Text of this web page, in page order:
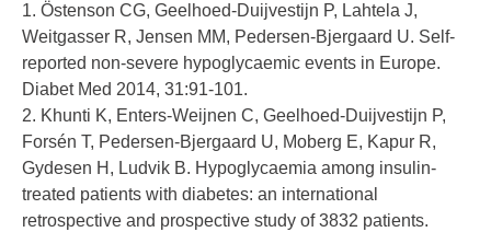
1. Östenson CG, Geelhoed-Duijvestijn P, Lahtela J,
Weitgasser R, Jensen MM, Pedersen-Bjergaard U. Self-
reported non-severe hypoglycaemic events in Europe.
Diabet Med 2014, 31:91-101.
2. Khunti K, Enters-Weijnen C, Geelhoed-Duijvestijn P,
Forsén T, Pedersen-Bjergaard U, Moberg E, Kapur R,
Gydesen H, Ludvik B. Hypoglycaemia among insulin-
treated patients with diabetes: an international
retrospective and prospective study of 3832 patients.